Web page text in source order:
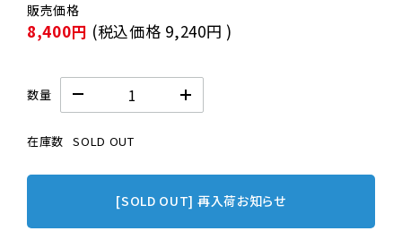
8,400円 (税込価格 9,240円 )
数量
在庫数 SOLD OUT
[SOLD OUT] 再入荷お知らせ